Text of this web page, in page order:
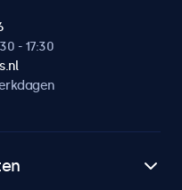
- 17:30